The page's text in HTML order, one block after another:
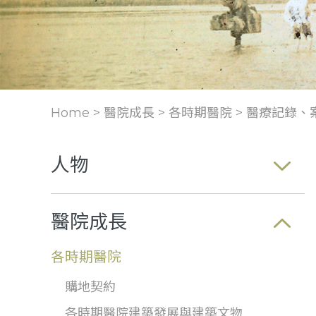
Home > 醫院成長 > 各時期醫院 > 醫療記錄、
人物
醫院成長
各時期醫院
購地契約